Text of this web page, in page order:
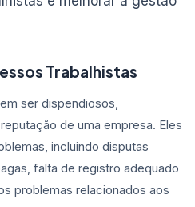
Trabalhistas
ser dispendiosos,
de uma empresa. Eles
incluindo disputas
falta de registro adequado
problemas relacionados aos